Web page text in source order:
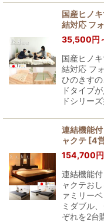
国産ヒノ
結対応 フ
35,500円
国産ヒノ
結対応 フ
ひのきす
ドタイプ
ドシリー
連結機能
ャクテ [4
154,700円
連結機能
ャクテお
ァミリー
ミダブル
ぞれを2台